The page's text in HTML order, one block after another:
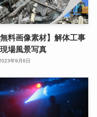
無料画像素材】解体工事
場風景写真
年9月6日